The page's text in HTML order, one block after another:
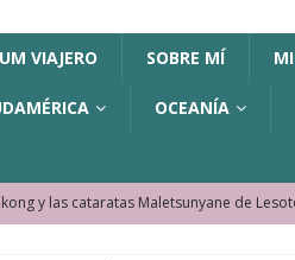
VIAJERO SOBRE MÍ
OCEANÍA
y las cataratas Maletsunyane de